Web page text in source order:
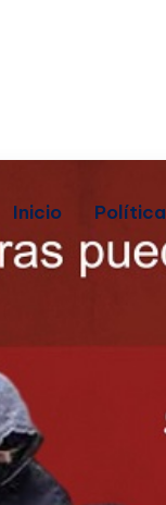
Inicio Política